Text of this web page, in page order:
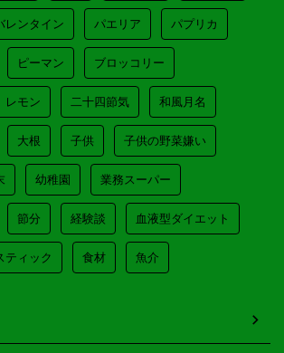
レンタイン パエリア パプリカ
ピーマン ブロッコリー
レモン 二十四節気 和風月名
大根 子供 子供の野菜嫌い
幼稚園 業務スーパー
節分 経験談 血液型ダイエット
ティック 食材 魚介